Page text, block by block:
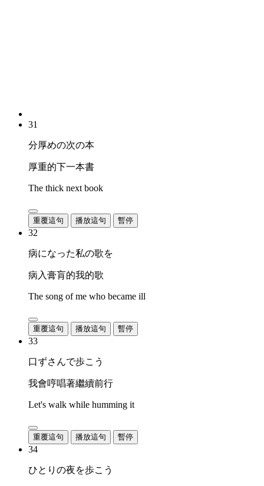
31
分厚めの次の本
厚重的下一本書
The thick next book
重覆這句 播放這句 暫停
32
病になった私の歌を
病入膏肓的我的歌
The song of me who became ill
重覆這句 播放這句 暫停
33
口ずさんで歩こう
我會哼唱著繼續前行
Let's walk while humming it
重覆這句 播放這句 暫停
34
ひとりの夜を歩こう